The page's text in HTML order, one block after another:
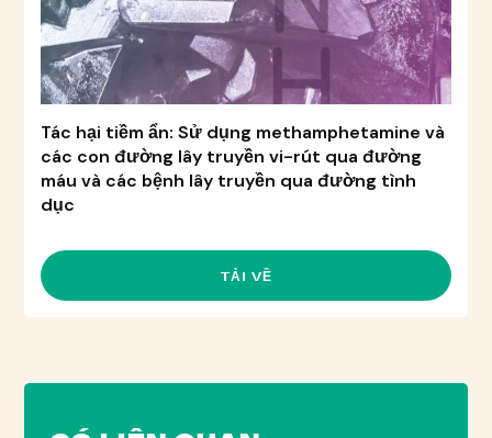
Tác hại tiềm ẩn: Sử dụng methamphetamine và
các con đường lây truyền vi-rút qua đường
máu và các bệnh lây truyền qua đường tình
dục
TẢI VỀ